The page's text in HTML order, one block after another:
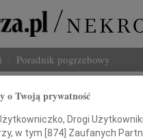
Poradnik pogrzebowy
Wacław
o Twoją prywatność
Drogi
w tym [ 874 ] Zaufanych